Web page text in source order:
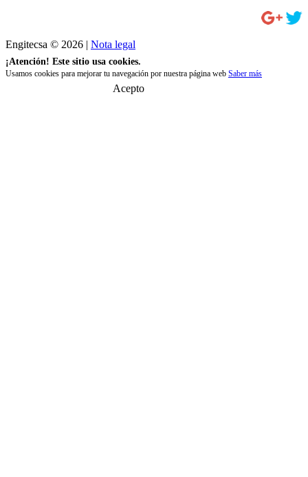
Engitecsa © 2026 | Nota legal
¡Atención! Este sitio usa cookies.
Usamos cookies para mejorar tu navegación por nuestra página web Saber más
Acepto